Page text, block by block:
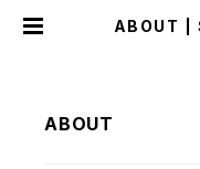
ABOUT | SHOP-C｜織田千穂 公
ABOUT